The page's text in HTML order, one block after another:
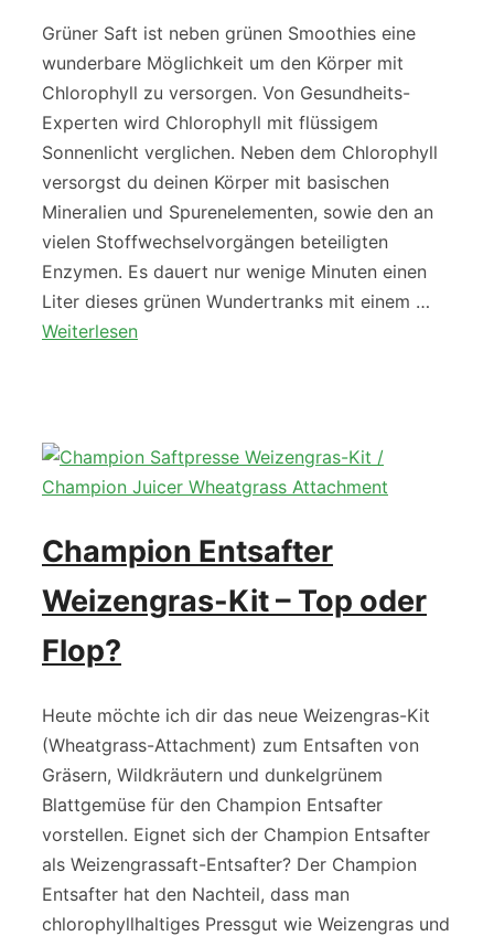
Grüner Saft ist neben grünen Smoothies eine
wunderbare Möglichkeit um den Körper mit
Chlorophyll zu versorgen. Von Gesundheits-
Experten wird Chlorophyll mit flüssigem
Sonnenlicht verglichen. Neben dem Chlorophyll
versorgst du deinen Körper mit basischen
Mineralien und Spurenelementen, sowie den an
vielen Stoffwechselvorgängen beteiligten
Enzymen. Es dauert nur wenige Minuten einen
Liter dieses grünen Wundertranks mit einem …
Weiterlesen
Champion Entsafter
Weizengras-Kit – Top oder
Flop?
Heute möchte ich dir das neue Weizengras-Kit
(Wheatgrass-Attachment) zum Entsaften von
Gräsern, Wildkräutern und dunkelgrünem
Blattgemüse für den Champion Entsafter
vorstellen. Eignet sich der Champion Entsafter
als Weizengrassaft-Entsafter? Der Champion
Entsafter hat den Nachteil, dass man
chlorophyllhaltiges Pressgut wie Weizengras und